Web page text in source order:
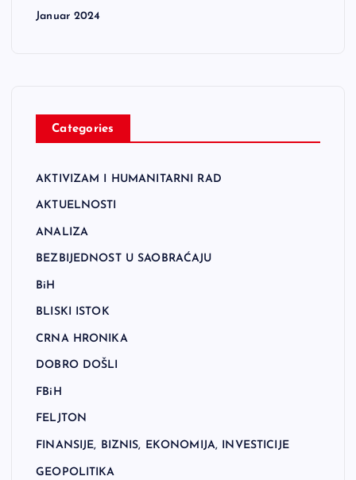
Januar 2024
Categories
AKTIVIZAM I HUMANITARNI RAD
AKTUELNOSTI
ANALIZA
BEZBIJEDNOST U SAOBRAĆAJU
BiH
BLISKI ISTOK
CRNA HRONIKA
DOBRO DOŠLI
FBiH
FELJTON
FINANSIJE, BIZNIS, EKONOMIJA, INVESTICIJE
GEOPOLITIKA